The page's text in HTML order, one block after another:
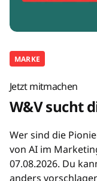
MARKE
Jetzt mitmachen
W&V sucht
Wer sind die
von AI im
07.08.2026. Du
anders